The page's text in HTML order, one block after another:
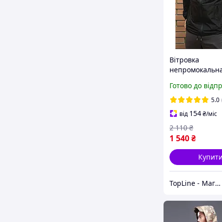
Вітровка
Чоловіча
плащова
повсякденного
Осіння
Готово до
5.0
від 154₴/міс
1 540₴
2 110 ₴
Купити
TopLine - Магазин крутих товарів